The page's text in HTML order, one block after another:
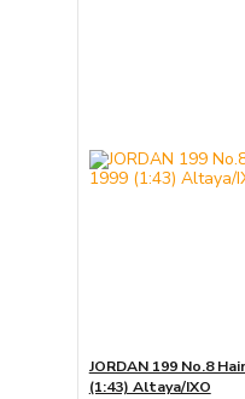
JORDAN 199 No.8
(1:43) Altaya/IXO